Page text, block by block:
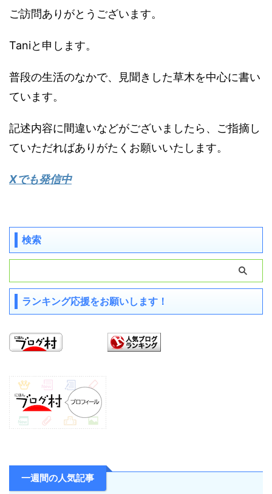
ご訪問ありがとうございます。
Taniと申します。
普段の生活のなかで、見聞きした草木を中心に書い
ています。
記述内容に間違いなどがございましたら、ご指摘し
ていただればありがたくお願いいたします。
Xでも発信中
検索
ランキング応援をお願いします！
一週間の人気記事